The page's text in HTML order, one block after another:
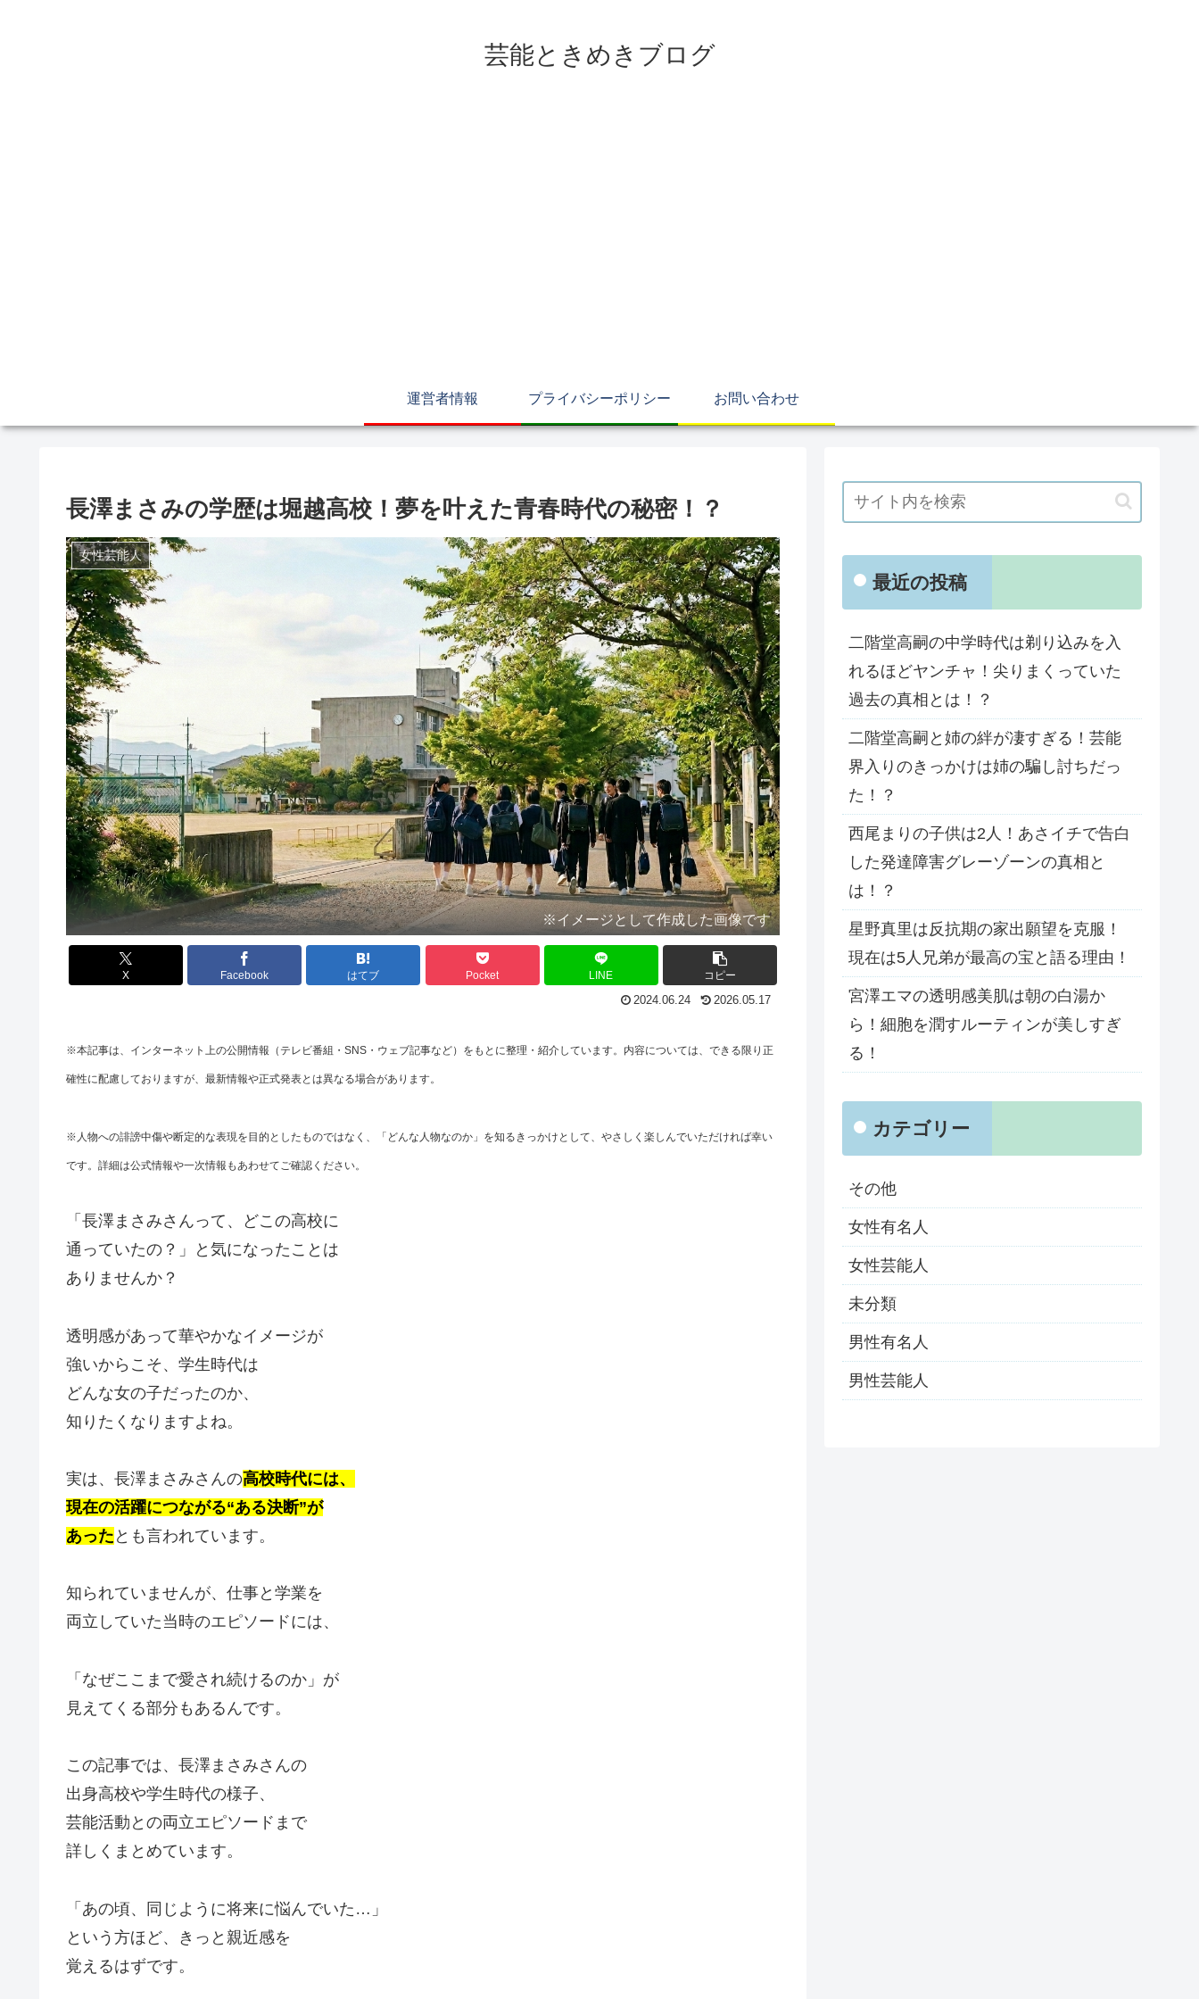
芸能ときめきブログ
運営者情報 プライバシーポリシー お問い合わせ
長澤まさみの学歴は堀越高校！夢を叶えた青春時代の秘密！？
女性芸能人
※イメージとして作成した画像です
X Facebook はてブ Pocket LINE コピー
2024.06.24 2026.05.17
※本記事は、インターネット上の公開情報（テレビ番組・SNS・ウェブ記事など）をもとに整理・紹介しています。内容については、できる限り正
確性に配慮しておりますが、最新情報や正式発表とは異なる場合があります。
※人物への誹謗中傷や断定的な表現を目的としたものではなく、「どんな人物なのか」を知るきっかけとして、やさしく楽しんでいただければ幸い
です。詳細は公式情報や一次情報もあわせてご確認ください。
「長澤まさみさんって、どこの高校に
通っていたの？」と気になったことは
ありませんか？
透明感があって華やかなイメージが
強いからこそ、学生時代は
どんな女の子だったのか、
知りたくなりますよね。
実は、長澤まさみさんの高校時代には、
現在の活躍につながる“ある決断”が
あった とも言われています。
知られていませんが、仕事と学業を
両立していた当時のエピソードには、
「なぜここまで愛され続けるのか」が
見えてくる部分もあるんです。
この記事では、長澤まさみさんの
出身高校や学生時代の様子、
芸能活動との両立エピソードまで
詳しくまとめています。
「あの頃、同じように将来に悩んでいた…」
という方ほど、きっと親近感を
覚えるはずです。
最近の投稿
二階堂高嗣の中学時代は剃り込みを入
れるほどヤンチャ！尖りまくっていた
過去の真相とは！？
二階堂高嗣と姉の絆が凄すぎる！芸能
界入りのきっかけは姉の騙し討ちだっ
た！？
西尾まりの子供は2人！あさイチで告白
した発達障害グレーゾーンの真相と
は！？
星野真里は反抗期の家出願望を克服！
現在は5人兄弟が最高の宝と語る理由！
宮澤エマの透明感美肌は朝の白湯か
ら！細胞を潤すルーティンが美しすぎ
る！
カテゴリー
その他
女性有名人
女性芸能人
未分類
男性有名人
男性芸能人